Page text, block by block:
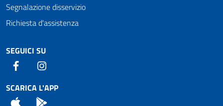
Segnalazione disservizio
Richiesta d'assistenza
SEGUICI SU
Facebook
SCARICA L'APP
App Store